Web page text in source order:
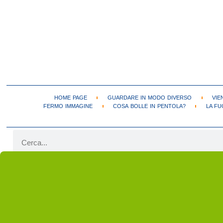
HOME PAGE GUARDARE IN MODO DIVERSO
FERMO IMMAGINE
COSA BOLLE IN PENTOLA? LA